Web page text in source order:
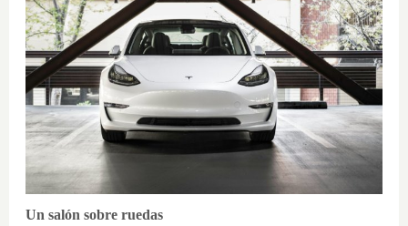
Un salón sobre ruedas